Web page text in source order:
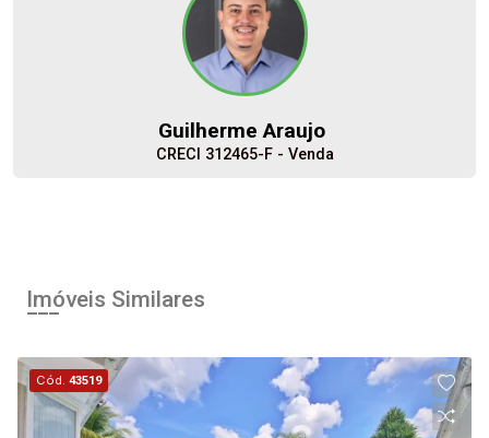
Guilherme Araujo
CRECI 312465-F - Venda
Imóveis Similares
Cód.43519